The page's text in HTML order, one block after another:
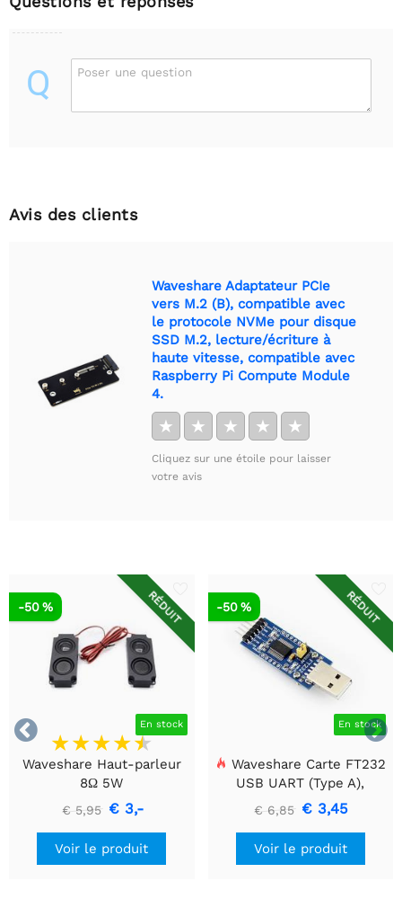
Q Poser une question
Avis des clients
Waveshare Adaptateur PCIe
vers M.2 (B), compatible avec
le protocole NVMe pour disque
SSD M.2, lecture/écriture à
haute vitesse, compatible avec
Raspberry Pi Compute Module
4.
★ ★ ★ ★ ★
Cliquez sur une étoile pour laisser
votre avis


RÉDUIT
En stock
-50 %
Waveshare Haut-parleur
8Ω 5W
€ 5,95 € 3,-
Voir le produit
RÉDUIT
En stock
-50 %
Waveshare Carte FT232
USB UART (Type A),
Module de communication
USB vers TTL (UART)
€ 6,85 € 3,45
Voir le produit